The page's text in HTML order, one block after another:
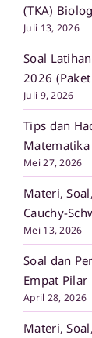
(TKA)
Juli 13, 2026
Soal
2026
Juli 9, 2026
Tips dan
Matematika
Mei 27, 2026
Materi,
Cauchy-
Mei 13, 2026
Soal dan
Empat Pilar
April 28, 2026
Materi,